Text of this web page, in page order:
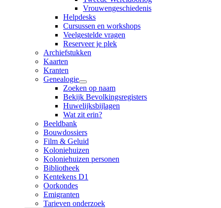
Vrouwengeschiedenis
Helpdesks
Cursussen en workshops
Veelgestelde vragen
Reserveer je plek
Archiefstukken
Kaarten
Kranten
Genealogie
Zoeken op naam
Bekijk Bevolkingsregisters
Huwelijksbijlagen
Wat zit erin?
Beeldbank
Bouwdossiers
Film & Geluid
Koloniehuizen
Koloniehuizen personen
Bibliotheek
Kentekens D1
Oorkondes
Emigranten
Tarieven onderzoek